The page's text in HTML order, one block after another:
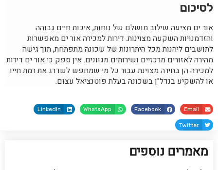
לסיכום
אור ים מציעה שילוב מושלם של נוחות, איכות חיים גבוהה
והזדמנויות השקעה מצוינות. דירות למכירה אור ים מאפשרות
לתושבים ליהנות מכל היתרונות של שכונה מתפתחת, תוך גישה
מהירה לאזורים מרכזיים ושירותים מגוונים. אין ספק כי אור ים דירות
למכירה הן בחירה מצוינת עבור כל מי שמחפש לשדרג את רמת חייו
או להשקיע בנדל"ן בשכונה בעלת פוטנציאל עצום.
Email
Facebook
WhatsApp
LinkedIn
Twitter
מאמרים נוספים